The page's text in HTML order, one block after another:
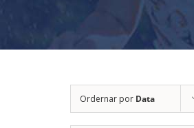
Ordernar por Data